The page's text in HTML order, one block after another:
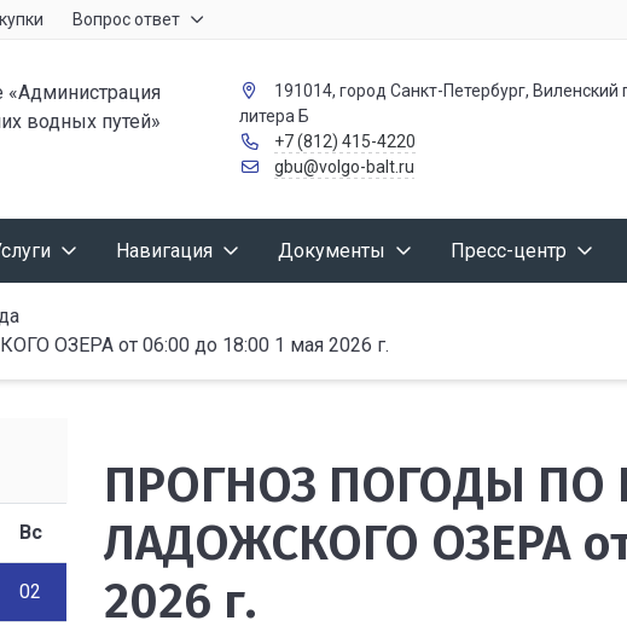
Вопрос ответ
водных путей»
191014, город Санкт-Петербург, Виленский
литера Б
+7 (812) 415-4220
gbu@volgo-balt.ru
Навигация Документы Пресс-центр
от 06:00 до 18:00 1 мая 2026 г.
Вс
02
ПРОГНОЗ ПОГОДЫ ПО
ЛАДОЖСКОГО ОЗЕРА
2026 г.